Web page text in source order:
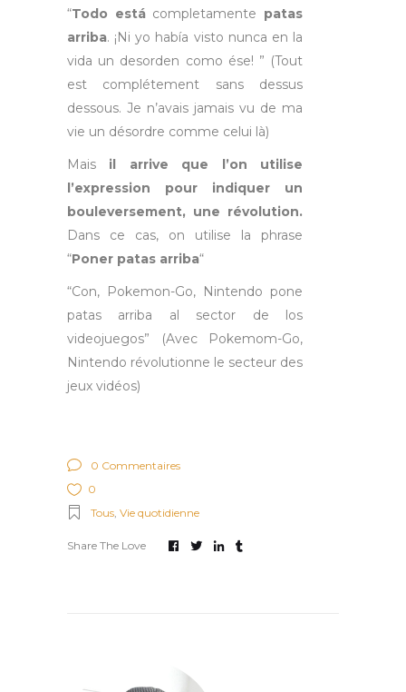
“Todo estácompletamente patas
arriba. ¡ Ni yo había visto nunca en la
vida un desorden como ése! ” (Tout
est complétement sans dessus
dessous. Je n’avais jamais vu de ma
vie un désordre comme celui là)
Mais il arrive que l’on utilise
l’expression pour indiquer un
bouleversement, une révolution.
Dans ce cas, on utilise la phrase
“Poner patas arriba“
“Con, Pokemon-Go, Nintendo pone
patas arriba al sector de los
videojuegos” (Avec Pokemom-Go,
Nintendo révolutionne le secteur des
jeux vidéos)
0 Commentaires
0
Tous, Vie quotidienne
Share The Love